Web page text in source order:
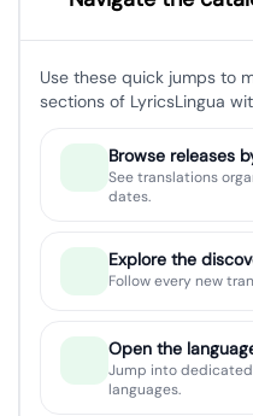
Use these quick jumps to
sections of LyricsLingua
Browse releases
See translations
dates.
Explore the
Follow every new
Open the
Jump into
languages.